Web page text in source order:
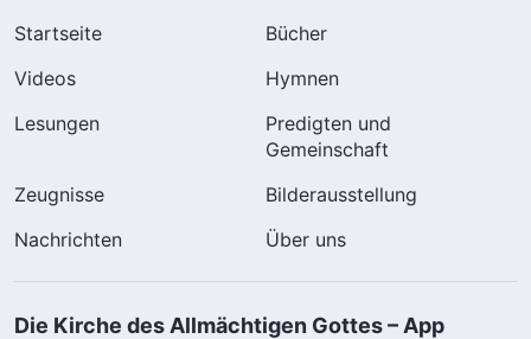
Startseite
Bücher
Videos
Hymnen
Lesungen
Predigten und
Gemeinschaft
Zeugnisse
Bilderausstellung
Nachrichten
Über uns
Die Kirche des Allmächtigen Gottes – App